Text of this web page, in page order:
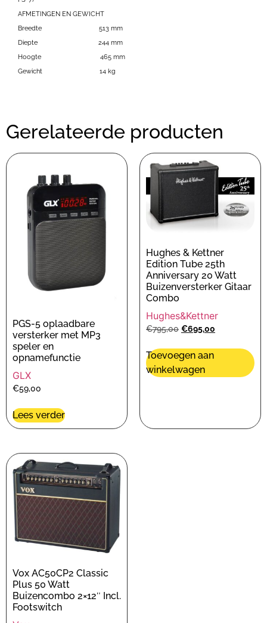
AFMETINGEN EN GEWICHT
Breedte 513 mm
Diepte 244 mm
Hoogte 465 mm
Gewicht 14 kg
Gerelateerde producten
PGS-5 oplaadbare
versterker met MP3
speler en
opnamefunctie
GLX
€59,00
Lees verder
Hughes & Kettner
Edition Tube 25th
Anniversary 20 Watt
Buizenversterker Gitaar
Combo
Hughes&Kettner
€795,00 €695,00
Toevoegen aan
winkelwagen
Vox AC50CP2 Classic
Plus 50 Watt
Buizencombo 2×12″ Incl.
Footswitch